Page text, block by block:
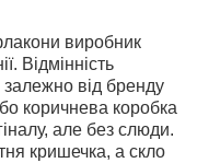
виробник
Відмінність
від бренду
коричнева коробка
але без слюди.
кришечка, а скло